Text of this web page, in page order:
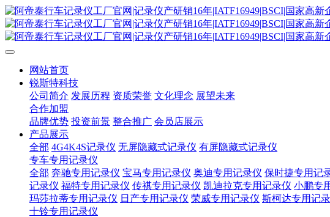
网站首页
锐斯特科技
公司简介 发展历程 资质荣誉 文化理念 展望未来
合作加盟
品牌优势 投资前景 整合推广 会员店展示
产品展示
全部 4G4K4S记录仪 无屏隐藏式记录仪 有屏隐藏式记录仪
专车专用记录仪
全部 奔驰专用记录仪 宝马专用记录仪 奥迪专用记录仪 保时捷专用记
记录仪 福特专用记录仪 传祺专用记录仪 凯迪拉克专用记录仪 小鹏专
玛莎拉蒂专用记录仪 日产专用记录仪 荣威专用记录仪 斯柯达专用记
十铃专用记录仪